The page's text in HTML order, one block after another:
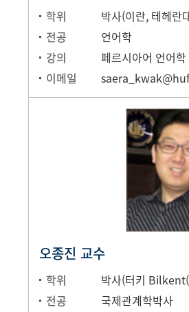
학위
박사(이란, 테헤란
전공
언어학
강의
페르시아어 언어학
이메일
오종진 교수
학위
박사(터키
전공
국제관계학박사